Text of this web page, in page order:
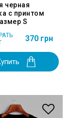
черная
с принтом
S
370 грн